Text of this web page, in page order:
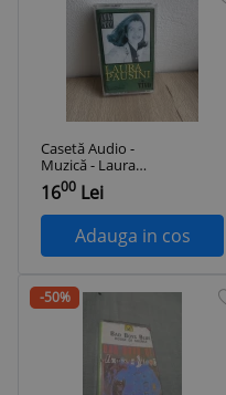
Casetă Audio -
Muzică - Laura
Pausini
1600 Lei
Adauga in cos
-50%